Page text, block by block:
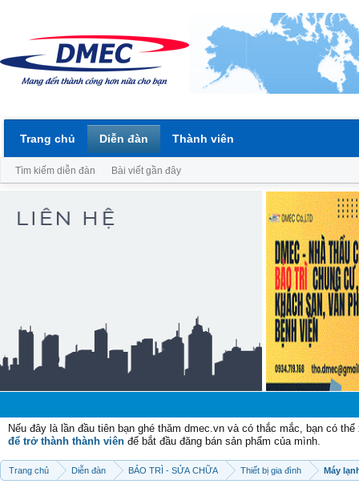
Nếu đây là lần đầu tiên bạn ghé thăm dmec.vn và có thắc mắc, bạn có
để trở thành thành viên để bắt đầu đăng bán sản phẩm của mình.
Trang chủ Diễn đàn BẢO TRÌ - SỬA CHỮA Thiết bị gia đình Máy
Trang chủ Diễn đàn
Tìm kiếm diễn đàn Bài viết gần đây
Thành viên